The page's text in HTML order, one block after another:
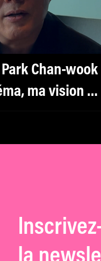
Park Chan-wook
ma vision du